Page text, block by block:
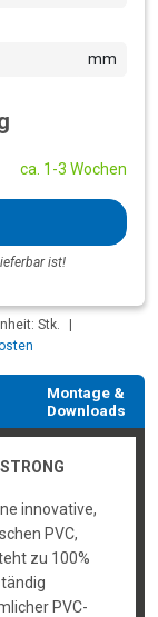
mm
ca. 1-3 Wochen
ist!
Stk.
Montage &
Downloads
innovative,
PVC,
zu 100%
PVC-